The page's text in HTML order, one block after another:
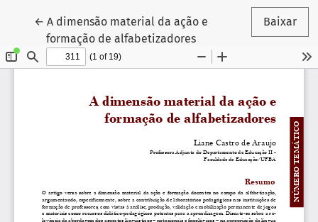
← Voltar aos Detalhes do Artigo
A dimensão material da ação e
formação de alfabetizadores
Baixar